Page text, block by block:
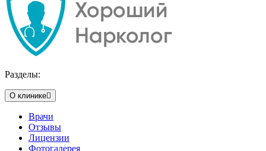
Разделы:
О клинике
Врачи
Отзывы
Лицензии
Фотогалерея